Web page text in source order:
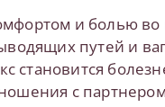
и болью во
путей и
становится
с